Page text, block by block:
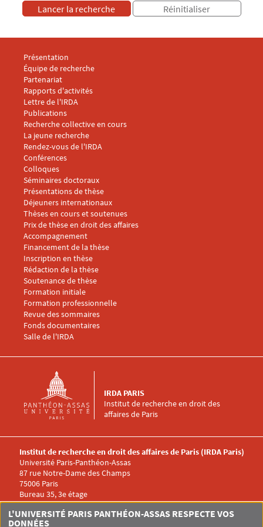
Menu footer IRDA 1
Présentation
Équipe de recherche
Partenariat
Rapports d'activités
Lettre de l'IRDA
Menu footer IRDA 2
Publications
Recherche collective en cours
La jeune recherche
Rendez-vous de l'IRDA
Conférences
Menu footer IRDA 3
Colloques
Séminaires doctoraux
Présentations de thèse
Déjeuners internationaux
Thèses en cours et soutenues
Prix de thèse en droit des affaires
Menu footer IRDA 4
Accompagnement
Financement de la thèse
Inscription en thèse
Rédaction de la thèse
Soutenance de thèse
Menu footer IRDA 5
Formation initiale
Formation professionnelle
Revue des sommaires
Fonds documentaires
Salle de l'IRDA
Institut de recherche en droit des
affaires de Paris
IRDA PARIS
Institut de recherche en droit des affaires de Paris (IRDA Paris)
Université Paris-Panthéon-Assas
87 rue Notre-Dame des Champs
75006 Paris
Bureau 35, 3e étage
Menu RS IRDA
L'UNIVERSITÉ PARIS PANTHÉON-ASSAS RESPECTE VOS
DONNÉES